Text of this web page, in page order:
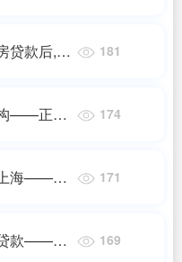
贷款后,上
181
——正规
174
海——正
171
贷款——
169